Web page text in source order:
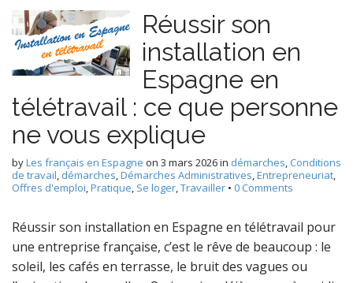
Réussir son
installation en
Espagne en
télétravail : ce que personne
ne vous explique
byLes français en Espagne on 3 mars 2026in démarches, Conditions
de travail, démarches,Démarches Administratives,Entrepreneuriat,
Offres d'emploi,Pratique, Se loger,Travailler • 0 Comments
Réussir son installation en Espagne en télétravail pour
une entreprise française, c’est le rêve de beaucoup : le
soleil, les cafés en terrasse, le bruit des vagues ou